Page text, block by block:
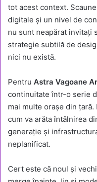
tot acest context.
digitale și un nivel de
nu sunt neapărat invitați
strategie subtilă de
nici nu există.
Pentru Astra Vagoane
continuitate într-o serie
mai multe orașe din
cum va arăta întâlnirea
generație și
neplanificat.
Cert este că noul și